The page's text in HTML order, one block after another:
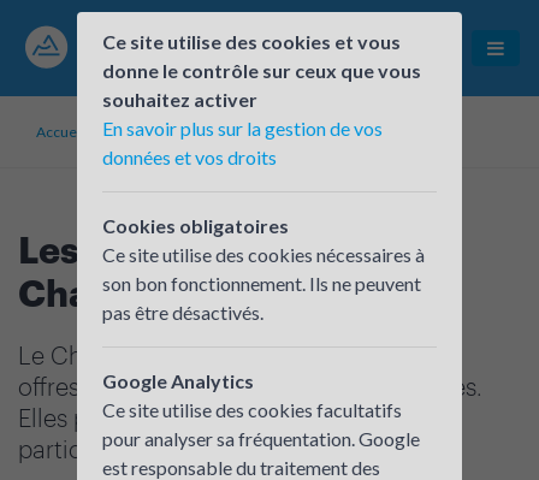
Accueil Offres mobilité
Les offres mobilité du
Challenge
Le Challenge Mobilité vous propose des
offres spéciales régionales ou plus locales.
Elles permettront de faciliter votre
participation à chaque nouvelle édition.
Ce site utilise des cookies et vous
donne le contrôle sur ceux que vous
souhaitez activer
En savoir plus sur la gestion de vos
données et vos droits
Cookies obligatoires
Ce site utilise des cookies nécessaires à
son bon fonctionnement. Ils ne peuvent
pas être désactivés.
Google Analytics
Ce site utilise des cookies facultatifs
pour analyser sa fréquentation. Google
est responsable du traitement des